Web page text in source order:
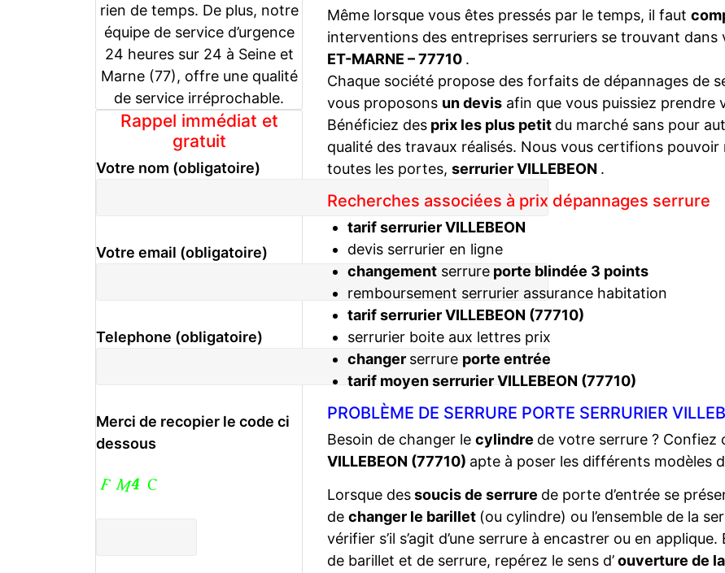
rien de temps. De plus, notre
équipe de service d’urgence
24 heures sur 24 à Seine et
Marne (77), offre une qualité
de service irréprochable.
Rappel immédiat et
gratuit
Votre nom (obligatoire)
Votre email (obligatoire)
Telephone (obligatoire)
Merci de recopier le code ci
dessous
Même lorsque vous êtes pressés par le temps, il faut
interventions des entreprises serruriers se trouvant dans
ET-MARNE – 77710 .
Chaque société propose des forfaits de dépannages de
vous proposons un devis afin que vous puissiez prendre
Bénéficiez des prix les plus petit du marché sans pour
qualité des travaux réalisés. Nous vous certifions
toutes les portes, serrurier VILLEBEON .
Recherches associées à prix dépannages serrure
tarif serrurier VILLEBEON
devis serrurier en ligne
changementserrureporte blindée 3 points
remboursement serrurier assurance habitation
tarif serrurier VILLEBEON (77710)
serrurier boite aux lettres prix
changer serrure porte entrée
tarif moyen serrurier VILLEBEON (77710)
PROBLÈME DE SERRURE PORTE SERRURIER
Besoin de changer le cylindre de votre serrure ? Confiez
VILLEBEON (77710) apte à poser les différents modèles
Lorsque dessoucis de serrure de porte d’entrée se
de changer le barillet (ou cylindre) ou l’ensemble de la
vérifier s’il s’agit d’une serrure à encastrer ou en
de barillet et de serrure, repérez le sens d’ouverture de